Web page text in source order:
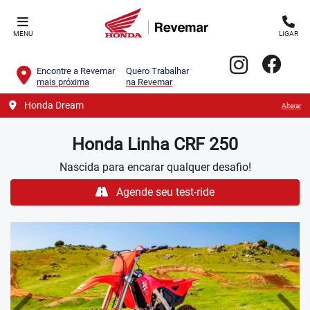
MENU LIGAR
Encontre a Revemar
mais próxima
Quero Trabalhar
na Revemar
Honda Dream Alterar
Honda Linha CRF 250
Nascida para encarar qualquer desafio!
Agende seu test-ride